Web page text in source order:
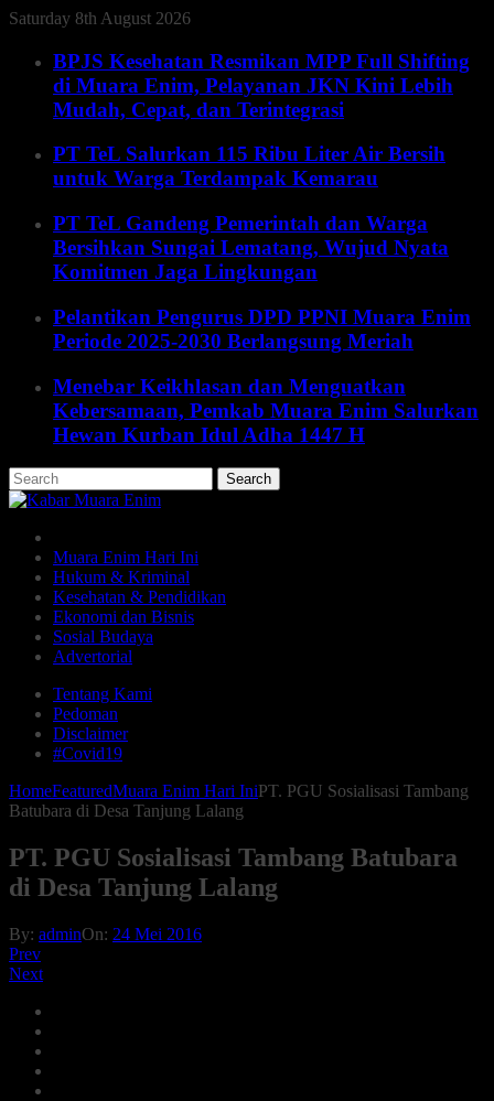
Saturday 8th August 2026
BPJS Kesehatan Resmikan MPP Full Shifting
di Muara Enim, Pelayanan JKN Kini Lebih
Mudah, Cepat, dan Terintegrasi
PT TeL Salurkan 115 Ribu Liter Air Bersih
untuk Warga Terdampak Kemarau
PT TeL Gandeng Pemerintah dan Warga
Bersihkan Sungai Lematang, Wujud Nyata
Komitmen Jaga Lingkungan
Pelantikan Pengurus DPD PPNI Muara Enim
Periode 2025-2030 Berlangsung Meriah
Menebar Keikhlasan dan Menguatkan
Kebersamaan, Pemkab Muara Enim Salurkan
Hewan Kurban Idul Adha 1447 H
Muara Enim Hari Ini
Hukum & Kriminal
Kesehatan & Pendidikan
Ekonomi dan Bisnis
Sosial Budaya
Advertorial
Tentang Kami
Pedoman
Disclaimer
#Covid19
HomeFeaturedMuara Enim Hari IniPT. PGU Sosialisasi Tambang
Batubara di Desa Tanjung Lalang
PT. PGU Sosialisasi Tambang Batubara
di Desa Tanjung Lalang
By: adminOn: 24 Mei 2016
Prev
Next